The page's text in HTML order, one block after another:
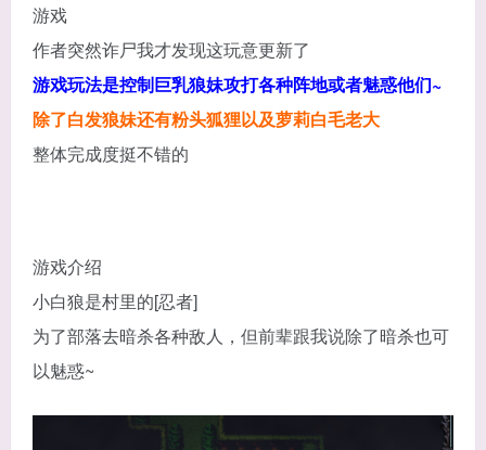
游戏
作者突然诈尸我才发现这玩意更新了
游戏玩法是控制巨乳狼妹攻打各种阵地或者魅惑他们~
除了白发狼妹还有粉头狐狸以及萝莉白毛老大
整体完成度挺不错的
游戏介绍
小白狼是村里的[忍者]
为了部落去暗杀各种敌人，但前辈跟我说除了暗杀也可
以魅惑~